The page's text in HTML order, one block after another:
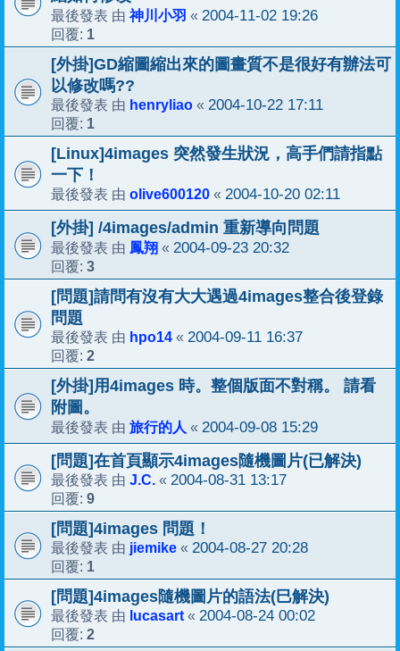
最後發表 由 神川小羽 « 2004-11-02 19:26
回覆: 1
[外掛]GD縮圖縮出來的圖畫質不是很好有辦法可
以修改嗎??
最後發表 由 henryliao « 2004-10-22 17:11
回覆: 1
[Linux]4images 突然發生狀況，高手們請指點
一下！
最後發表 由 olive600120 « 2004-10-20 02:11
[外掛] /4images/admin 重新導向問題
最後發表 由 鳳翔 « 2004-09-23 20:32
回覆: 3
[問題]請問有沒有大大遇過4images整合後登錄
問題
最後發表 由 hpo14 « 2004-09-11 16:37
回覆: 2
[外掛]用4images 時。整個版面不對稱。 請看
附圖。
最後發表 由 旅行的人 « 2004-09-08 15:29
[問題]在首頁顯示4images隨機圖片(已解決)
最後發表 由 J.C. « 2004-08-31 13:17
回覆: 9
[問題]4images 問題！
最後發表 由 jiemike « 2004-08-27 20:28
回覆: 1
[問題]4images隨機圖片的語法(巳解決)
最後發表 由 lucasart « 2004-08-24 00:02
回覆: 2